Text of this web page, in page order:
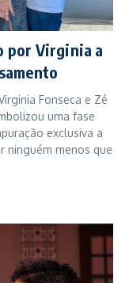
por Virginia a
Fonseca e Zé
uma fase
exclusiva a
ninguém menos que